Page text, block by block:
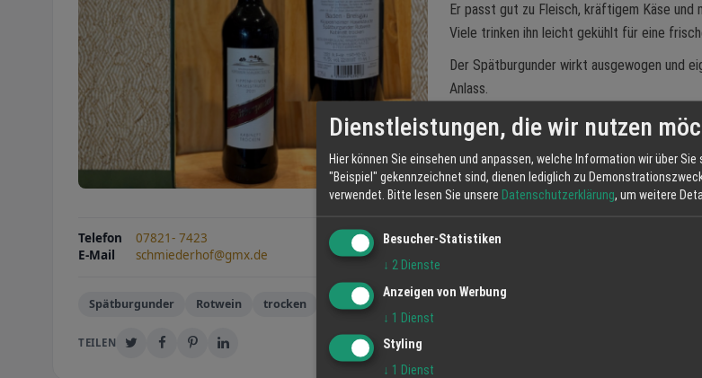
Er passt gut zu Fleisch, kräftigem Käse und
Viele trinken ihn leicht gekühlt für eine
Der Spätburgunder wirkt ausgewogen und
Anlass.
#WeinKippenheim
Telefon
07821- 7423
E-Mail
schmiederhof@gmx.de
Spätburgunder Rotwein trocken
TEILEN
Dienstleistungen, die wir nutzen
Hier können Sie einsehen und anpassen, welche Information wir über Sie
"Beispiel" gekennzeichnet sind, dienen lediglich zu
verwendet. Bitte lesen Sie unsere Datenschutzerklärung, um weitere
Besucher-Statistiken
↓ 2 Dienste
Anzeigen von Werbung
↓ 1 Dienst
Styling
↓ 1 Dienst